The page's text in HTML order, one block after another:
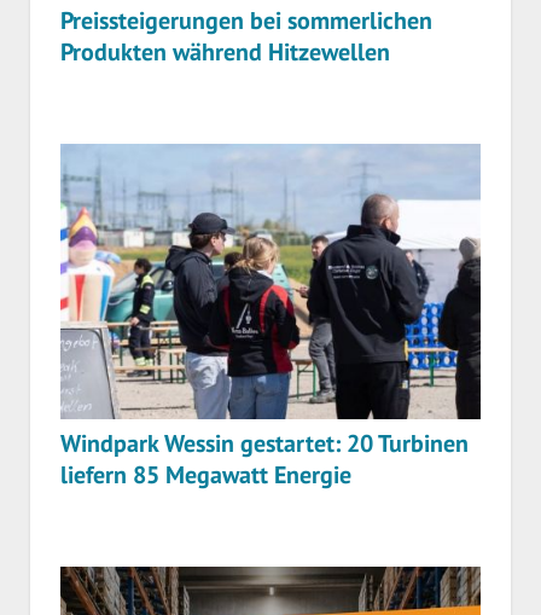
Preissteigerungen bei sommerlichen
Produkten während Hitzewellen
Windpark Wessin gestartet: 20 Turbinen
liefern 85 Megawatt Energie